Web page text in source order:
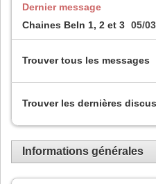
Dernier message
Chaines BeIn 1, 2 et 3 05/
Trouver tous les messages
Trouver les dernières
Informations générales